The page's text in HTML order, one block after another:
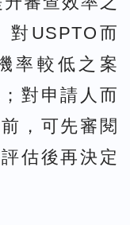
對USPTO而
率較低之案
對申請人而
，可先審閱
估後再決定